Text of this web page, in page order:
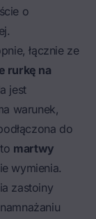
o
.
łącznie ze
rurkę na
jest
warunek,
do
martwy
wymienia.
zastoiny